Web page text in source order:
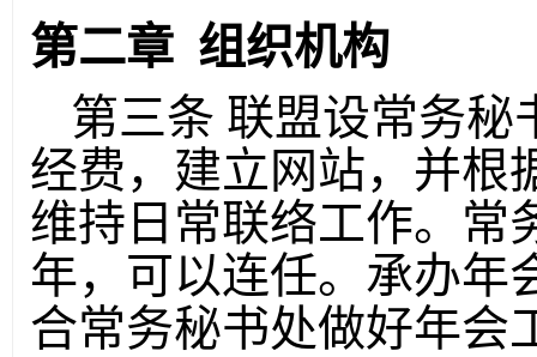
第二章 组织机构
第三条 联盟设常务
经费，建立网站，并根
维持日常联络工作。常
年，可以连任。承办年
合常务秘书处做好年会